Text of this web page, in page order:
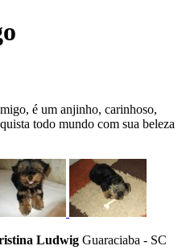
é um anjinho, carinhoso,
todo mundo com sua beleza
Ludwig Guaraciaba - SC